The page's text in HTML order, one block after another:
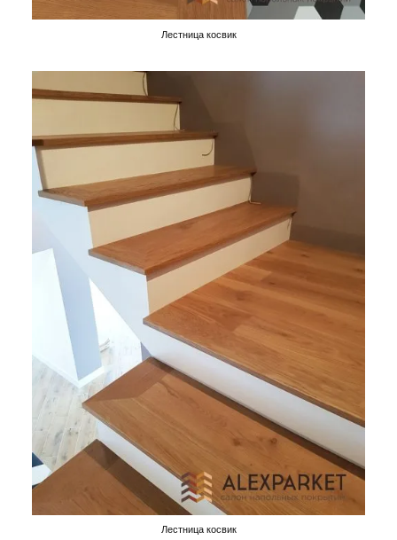
Лестница косвик
Лестница косвик